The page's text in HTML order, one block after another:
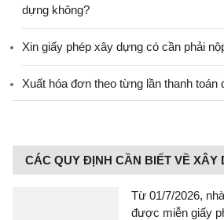
dựng không?
Xin giấy phép xây dựng có cần phải
Xuất hóa đơn theo từng lần thanh toán
CÁC QUY ĐỊNH CẦN BIẾT VỀ XÂY
Từ 01/7/2026,
được miễn giấy